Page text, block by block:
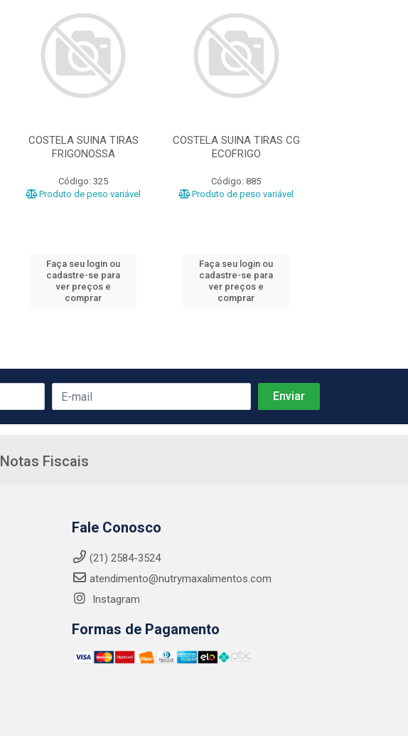
COSTELA SUINA TIRAS
FRIGONOSSA
Código: 325
Produto de peso variável
Faça seu login ou
cadastre-se para
ver preços e
comprar
COSTELA SUINA TIRAS CG
ECOFRIGO
Código: 885
Produto de peso variável
Faça seu login ou
cadastre-se para
ver preços e
comprar
Notas Fiscais
Fale Conosco
(21) 2584-3524
atendimento@nutrymaxalimentos.com
Instagram
Formas de Pagamento